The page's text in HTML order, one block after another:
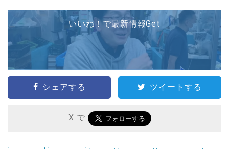
いいね！で最新情報Get
シェアする ツイートする
X で